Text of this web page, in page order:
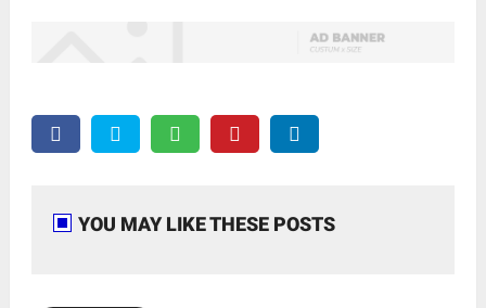
YOU MAY LIKE THESE POSTS